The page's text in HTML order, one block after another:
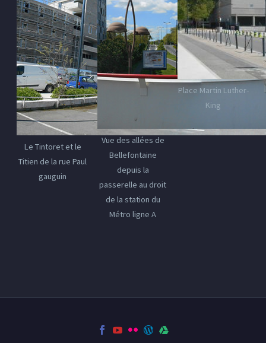
Le Tintoret et le
Titien de la rue Paul
gauguin
Vue des allées de
Bellefontaine
depuis la
passerelle au droit
de la station du
Métro ligne A
Place Martin Luther-
King